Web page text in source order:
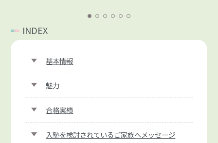
INDEX
基本情報
魅力
合格実績
入塾を検討されているご家族へメッセージ